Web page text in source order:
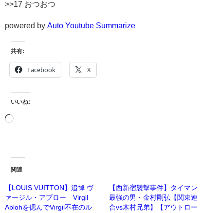
>>17 おつおつ
powered by Auto Youtube Summarize
共有:
Facebook X
いいね:
関連
【LOUIS VUITTON】追悼 ヴ
ァージル・アブロー Virgil
Ablohを偲んでVirgil不在のル
【西新宿襲撃事件】タイマン
最強の男・金村剛弘【関東連
合vs木村兄弟】【アウトロー